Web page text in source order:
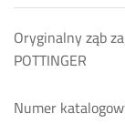
Oryginalny ząb
POTTINGER
Numer